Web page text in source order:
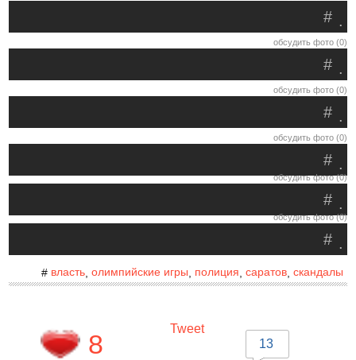
.
#
обсудить фото (0)
.
#
обсудить фото (0)
.
#
обсудить фото (0)
.
#
обсудить фото (0)
.
#
обсудить фото (0)
.
#
# власть, олимпийские игры полиция саратов, скандалы
8
Tweet
13